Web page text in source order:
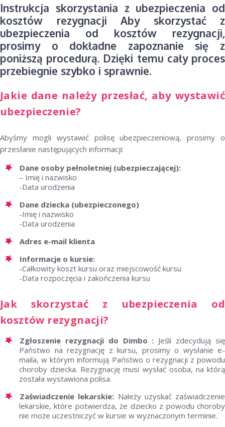
Instrukcja skorzystania z ubezpieczenia od
kosztów rezygnacji Aby skorzystać z
ubezpieczenia od kosztów rezygnacji,
prosimy o dokładne zapoznanie się z
poniższą procedurą. Dzięki temu cały proces
przebiegnie szybko i sprawnie.
Jakie dane należy przesłać, aby wystawić
ubezpieczenie?
Abyśmy mogli wystawić polisę ubezpieczeniową, prosimy o
przesłanie następujących informacji:
Dane osoby pełnoletniej (ubezpieczającej):
– Imię i nazwisko
-Data urodzenia
Dane dziecka (ubezpieczonego)
-Imię i nazwisko
-Data urodzenia
Adres e-mail klienta
Informacje o kursie:
-Całkowity koszt kursu oraz miejscowość kursu
-Data rozpoczęcia i zakończenia kursu
Jak skorzystać z ubezpieczenia od
kosztów rezygnacji?
Zgłoszenie rezygnacji do Dimbo : Jeśli zdecydują się
Państwo na rezygnację z kursu, prosimy o wysłanie e-
maila, w którym informują Państwo o rezygnacji z powodu
choroby dziecka. Rezygnację musi wysłać osoba, na którą
została wystawiona polisa.
Zaświadczenie lekarskie: Należy uzyskać zaświadczenie
lekarskie, które potwierdza, że dziecko z powodu choroby
nie może uczestniczyć w kursie w wyznaczonym terminie.